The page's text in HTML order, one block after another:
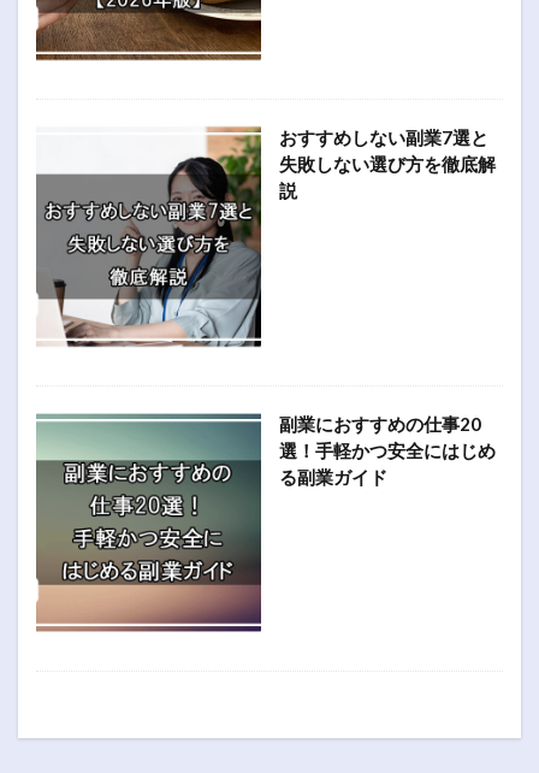
おすすめしない副業7選と
失敗しない選び方を徹底解
説
副業におすすめの仕事20
選！手軽かつ安全にはじめ
る副業ガイド